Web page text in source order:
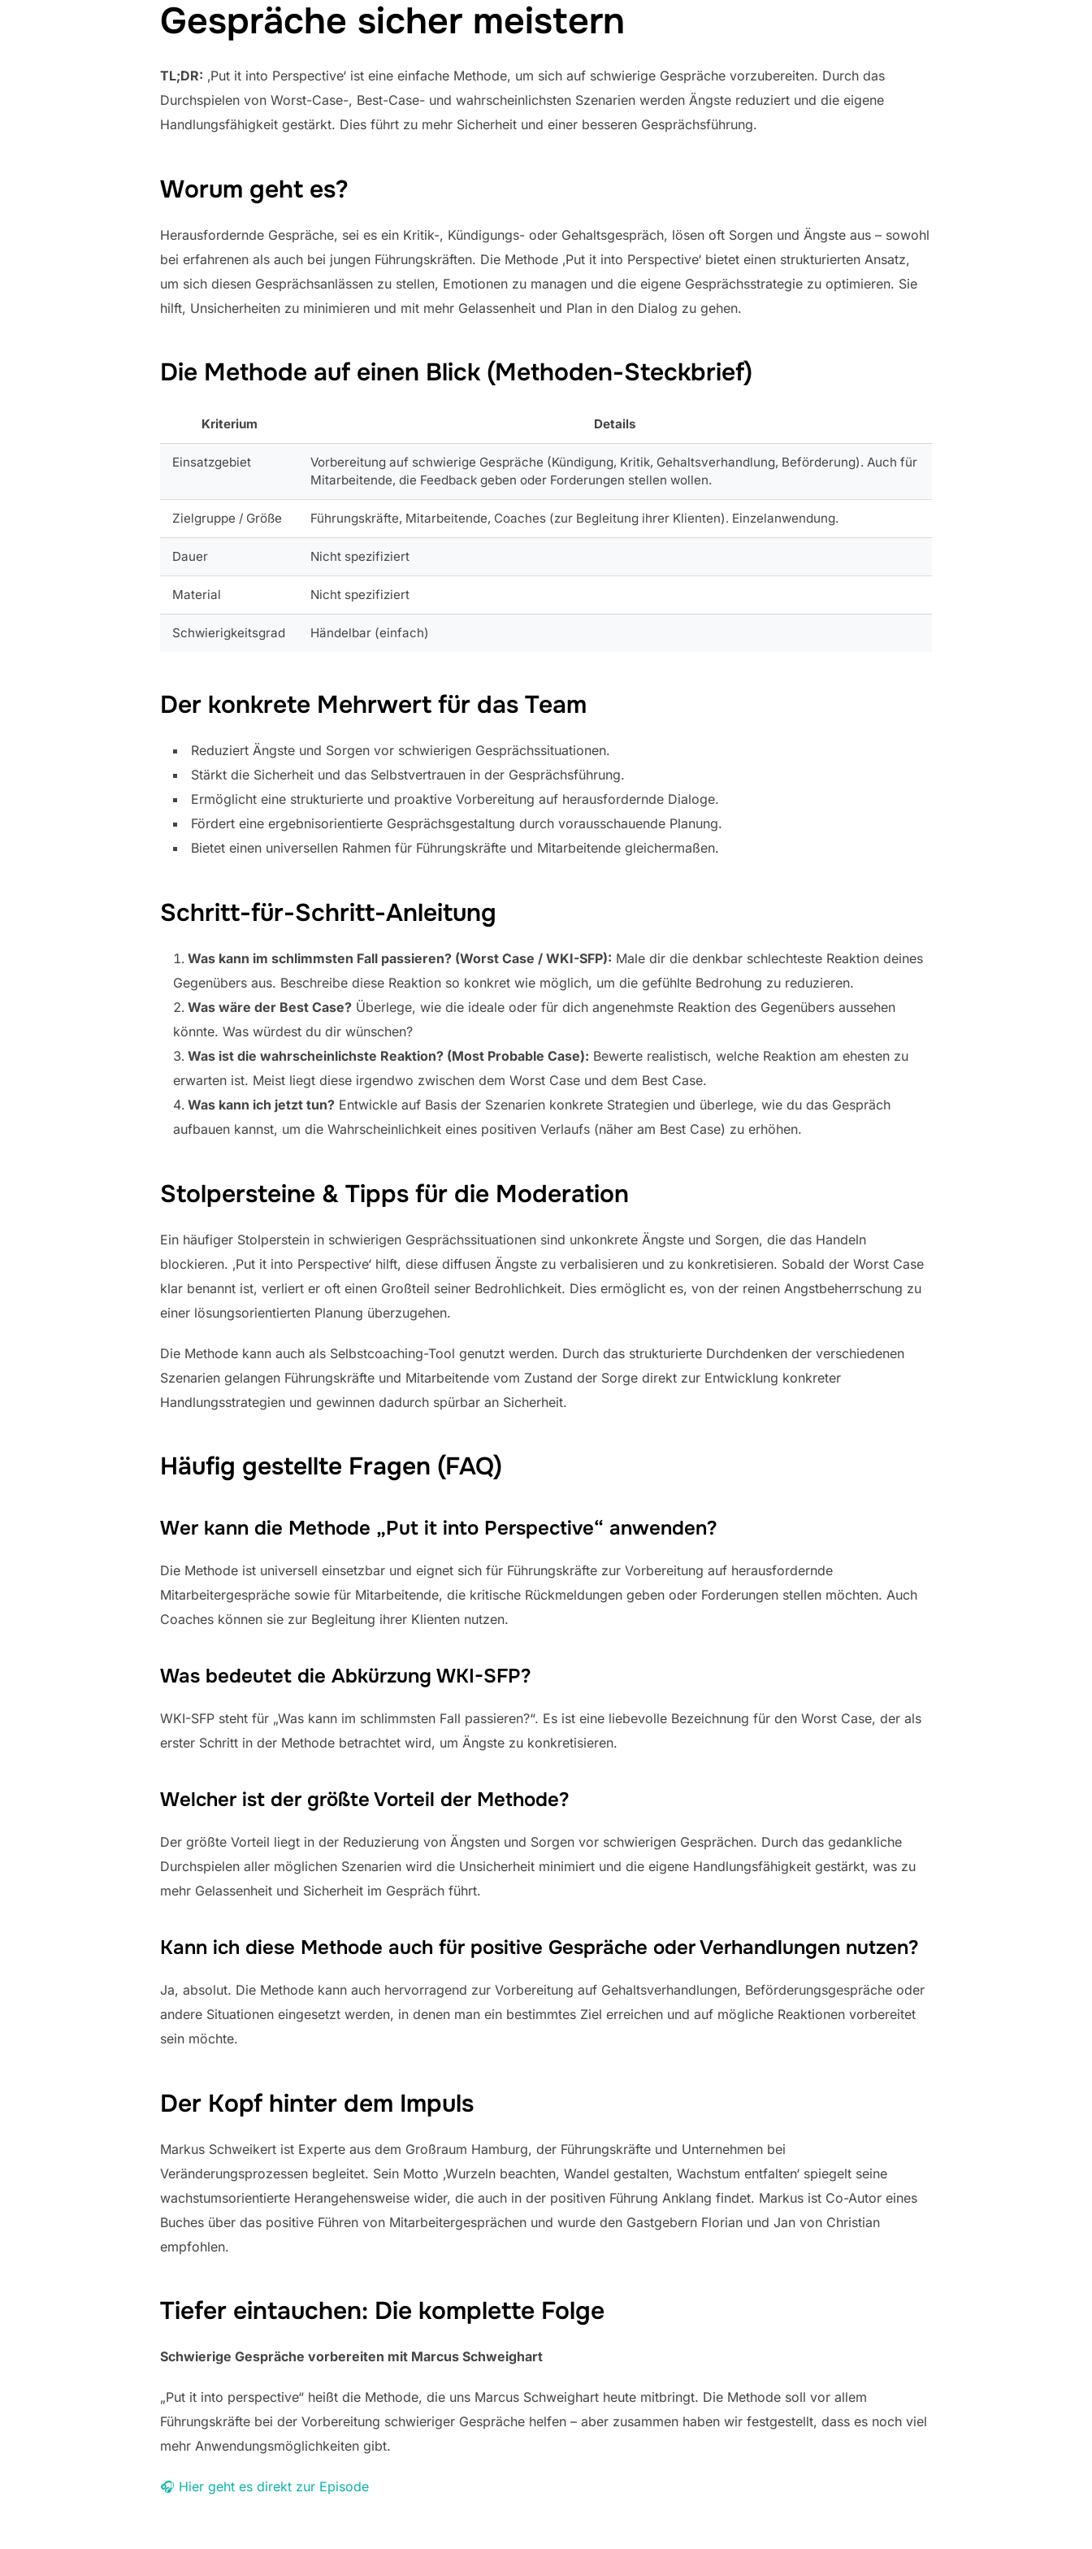
Gespräche sicher meistern
TL;DR: ‚Put it into Perspective‘ ist eine einfache Methode, um sich auf schwierige Gespräche vorzubereiten. Durch das
Durchspielen von Worst-Case-, Best-Case- und wahrscheinlichsten Szenarien werden Ängste reduziert und die eigene
Handlungsfähigkeit gestärkt. Dies führt zu mehr Sicherheit und einer besseren Gesprächsführung.
Worum geht es?
Herausfordernde Gespräche, sei es ein Kritik-, Kündigungs- oder Gehaltsgespräch, lösen oft Sorgen und Ängste aus – sowohl
bei erfahrenen als auch bei jungen Führungskräften. Die Methode ‚Put it into Perspective‘ bietet einen strukturierten Ansatz,
um sich diesen Gesprächsanlässen zu stellen, Emotionen zu managen und die eigene Gesprächsstrategie zu optimieren. Sie
hilft, Unsicherheiten zu minimieren und mit mehr Gelassenheit und Plan in den Dialog zu gehen.
Die Methode auf einen Blick (Methoden-Steckbrief)
Kriterium Details
Einsatzgebiet
Vorbereitung auf schwierige Gespräche (Kündigung, Kritik, Gehaltsverhandlung, Beförderung). Auch für
Mitarbeitende, die Feedback geben oder Forderungen stellen wollen.
Zielgruppe / Größe Führungskräfte, Mitarbeitende, Coaches (zur Begleitung ihrer Klienten). Einzelanwendung.
Dauer Nicht spezifiziert
Material Nicht spezifiziert
Schwierigkeitsgrad Händelbar (einfach)
Der konkrete Mehrwert für das Team
Reduziert Ängste und Sorgen vor schwierigen Gesprächssituationen.
Stärkt die Sicherheit und das Selbstvertrauen in der Gesprächsführung.
Ermöglicht eine strukturierte und proaktive Vorbereitung auf herausfordernde Dialoge.
Fördert eine ergebnisorientierte Gesprächsgestaltung durch vorausschauende Planung.
Bietet einen universellen Rahmen für Führungskräfte und Mitarbeitende gleichermaßen.
Schritt-für-Schritt-Anleitung
Was kann im schlimmsten Fall passieren? (Worst Case / WKI-SFP): Male dir die denkbar schlechteste Reaktion deines
Gegenübers aus. Beschreibe diese Reaktion so konkret wie möglich, um die gefühlte Bedrohung zu reduzieren.
Was wäre der Best Case? Überlege, wie die ideale oder für dich angenehmste Reaktion des Gegenübers aussehen
könnte. Was würdest du dir wünschen?
Was ist die wahrscheinlichste Reaktion? (Most Probable Case): Bewerte realistisch, welche Reaktion am ehesten zu
erwarten ist. Meist liegt diese irgendwo zwischen dem Worst Case und dem Best Case.
Was kann ich jetzt tun? Entwickle auf Basis der Szenarien konkrete Strategien und überlege, wie du das Gespräch
aufbauen kannst, um die Wahrscheinlichkeit eines positiven Verlaufs (näher am Best Case) zu erhöhen.
Stolpersteine & Tipps für die Moderation
Ein häufiger Stolperstein in schwierigen Gesprächssituationen sind unkonkrete Ängste und Sorgen, die das Handeln
blockieren. ‚Put it into Perspective‘ hilft, diese diffusen Ängste zu verbalisieren und zu konkretisieren. Sobald der Worst Case
klar benannt ist, verliert er oft einen Großteil seiner Bedrohlichkeit. Dies ermöglicht es, von der reinen Angstbeherrschung zu
einer lösungsorientierten Planung überzugehen.
Die Methode kann auch als Selbstcoaching-Tool genutzt werden. Durch das strukturierte Durchdenken der verschiedenen
Szenarien gelangen Führungskräfte und Mitarbeitende vom Zustand der Sorge direkt zur Entwicklung konkreter
Handlungsstrategien und gewinnen dadurch spürbar an Sicherheit.
Häufig gestellte Fragen (FAQ)
Wer kann die Methode „Put it into Perspective“ anwenden?
Die Methode ist universell einsetzbar und eignet sich für Führungskräfte zur Vorbereitung auf herausfordernde
Mitarbeitergespräche sowie für Mitarbeitende, die kritische Rückmeldungen geben oder Forderungen stellen möchten. Auch
Coaches können sie zur Begleitung ihrer Klienten nutzen.
Was bedeutet die Abkürzung WKI-SFP?
WKI-SFP steht für „Was kann im schlimmsten Fall passieren?“. Es ist eine liebevolle Bezeichnung für den Worst Case, der als
erster Schritt in der Methode betrachtet wird, um Ängste zu konkretisieren.
Welcher ist der größte Vorteil der Methode?
Der größte Vorteil liegt in der Reduzierung von Ängsten und Sorgen vor schwierigen Gesprächen. Durch das gedankliche
Durchspielen aller möglichen Szenarien wird die Unsicherheit minimiert und die eigene Handlungsfähigkeit gestärkt, was zu
mehr Gelassenheit und Sicherheit im Gespräch führt.
Kann ich diese Methode auch für positive Gespräche oder Verhandlungen nutzen?
Ja, absolut. Die Methode kann auch hervorragend zur Vorbereitung auf Gehaltsverhandlungen, Beförderungsgespräche oder
andere Situationen eingesetzt werden, in denen man ein bestimmtes Ziel erreichen und auf mögliche Reaktionen vorbereitet
sein möchte.
Der Kopf hinter dem Impuls
Markus Schweikert ist Experte aus dem Großraum Hamburg, der Führungskräfte und Unternehmen bei
Veränderungsprozessen begleitet. Sein Motto ‚Wurzeln beachten, Wandel gestalten, Wachstum entfalten‘ spiegelt seine
wachstumsorientierte Herangehensweise wider, die auch in der positiven Führung Anklang findet. Markus ist Co-Autor eines
Buches über das positive Führen von Mitarbeitergesprächen und wurde den Gastgebern Florian und Jan von Christian
empfohlen.
Tiefer eintauchen: Die komplette Folge
Schwierige Gespräche vorbereiten mit Marcus Schweighart
„Put it into perspective“ heißt die Methode, die uns Marcus Schweighart heute mitbringt. Die Methode soll vor allem
Führungskräfte bei der Vorbereitung schwieriger Gespräche helfen – aber zusammen haben wir festgestellt, dass es noch viel
mehr Anwendungsmöglichkeiten gibt.
🎧 Hier geht es direkt zur Episode